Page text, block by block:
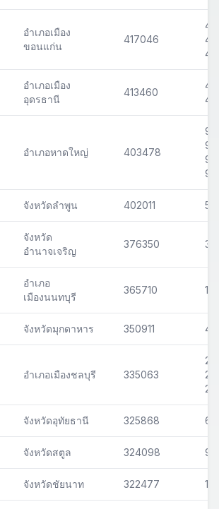
อำเภอเมือง
ขอนแก่น
417046
อำเภอเมือง
อุดรธานี
413460
อำเภอหาดใหญ่ 403478
จังหวัดลำพูน 402011 51
จังหวัด
อำนาจเจริญ
376350 37
อำเภอ
เมืองนนทบุรี
365710
จังหวัดมุกดาหาร 350911 49
อำเภอเมืองชลบุรี 335063
จังหวัดอุทัยธานี 325868 61
จังหวัดสตูล 324098 91
จังหวัดชัยนาท 322477 17